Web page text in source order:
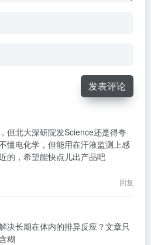
发表评论
但北大深研院发Science还是得夸
懂电化学，但能用在汗液监测上感
的，希望能快点儿出产品吧
回复
决长期在体内的排异反应？文章只
糊